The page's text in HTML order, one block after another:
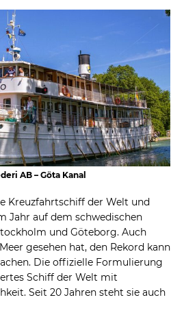
AB – Göta Kanal
Kreuzfahrtschiff der Welt und
Jahr auf dem schwedischen
und Göteborg. Auch
gesehen hat, den Rekord kann
Die offizielle Formulierung
Schiff der Welt mit
Seit 20 Jahren steht sie auch